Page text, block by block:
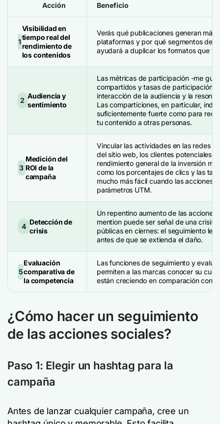
Acción Beneficio
1
Visibilidad en
tiempo real del
rendimiento de
los contenidos
Verás qué publicaciones generan más
plataformas y por qué segmentos de
ayudará a duplicar los formatos que
2
Audiencia y
sentimiento
Las métricas de participación -me
compartidos y tasas de participación-
interacción de la audiencia y la
Las comparticiones, en particular,
suficientemente fuerte como para
tu contenido a otras personas.
3
Medición del
ROI de la
campaña
Vincular las actividades en las redes
del sitio web, los clientes potenciales,
rendimiento general de la inversión
como los porcentajes de clics y las
mucho más fácil cuando las acciones
parámetros UTM.
4
Detección de
crisis
Un repentino aumento de las acciones
mention puede ser señal de una crisis
públicas en ciernes: el seguimiento le
antes de que se extienda el daño.
5
Evaluación
comparativa de
la competencia
Las funciones de seguimiento y
permiten a las marcas conocer su
están creciendo en comparación con
¿Cómo hacer un seguimiento
de las acciones sociales?
Paso 1: Elegir un hashtag para la
campaña
Antes de lanzar cualquier campaña, cree un